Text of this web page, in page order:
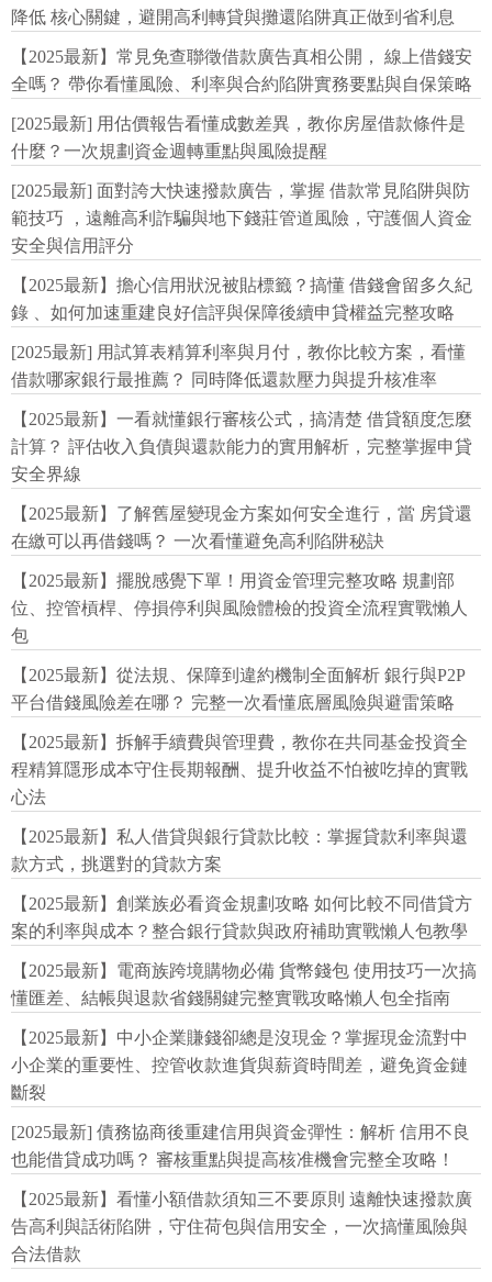
降低 核心關鍵，避開高利轉貸與攤還陷阱真正做到省利息
【2025最新】常見免查聯徵借款廣告真相公開， 線上借錢安
全嗎？ 帶你看懂風險、利率與合約陷阱實務要點與自保策略
[2025最新] 用估價報告看懂成數差異，教你房屋借款條件是
什麼？一次規劃資金週轉重點與風險提醒
[2025最新] 面對誇大快速撥款廣告，掌握 借款常見陷阱與防
範技巧 ，遠離高利詐騙與地下錢莊管道風險，守護個人資金
安全與信用評分
【2025最新】擔心信用狀況被貼標籤？搞懂 借錢會留多久紀
錄 、如何加速重建良好信評與保障後續申貸權益完整攻略
[2025最新] 用試算表精算利率與月付，教你比較方案，看懂
借款哪家銀行最推薦？ 同時降低還款壓力與提升核准率
【2025最新】一看就懂銀行審核公式，搞清楚 借貸額度怎麼
計算？ 評估收入負債與還款能力的實用解析，完整掌握申貸
安全界線
【2025最新】了解舊屋變現金方案如何安全進行，當 房貸還
在繳可以再借錢嗎？ 一次看懂避免高利陷阱秘訣
【2025最新】擺脫感覺下單！用資金管理完整攻略 規劃部
位、控管槓桿、停損停利與風險體檢的投資全流程實戰懶人
包
【2025最新】從法規、保障到違約機制全面解析 銀行與P2P
平台借錢風險差在哪？ 完整一次看懂底層風險與避雷策略
【2025最新】拆解手續費與管理費，教你在共同基金投資全
程精算隱形成本守住長期報酬、提升收益不怕被吃掉的實戰
心法
【2025最新】私人借貸與銀行貸款比較：掌握貸款利率與還
款方式，挑選對的貸款方案
【2025最新】創業族必看資金規劃攻略 如何比較不同借貸方
案的利率與成本？整合銀行貸款與政府補助實戰懶人包教學
【2025最新】電商族跨境購物必備 貨幣錢包 使用技巧一次搞
懂匯差、結帳與退款省錢關鍵完整實戰攻略懶人包全指南
【2025最新】中小企業賺錢卻總是沒現金？掌握現金流對中
小企業的重要性、控管收款進貨與薪資時間差，避免資金鏈
斷裂
[2025最新] 債務協商後重建信用與資金彈性：解析 信用不良
也能借貸成功嗎？ 審核重點與提高核准機會完整全攻略！
【2025最新】看懂小額借款須知三不要原則 遠離快速撥款廣
告高利與話術陷阱，守住荷包與信用安全，一次搞懂風險與
合法借款